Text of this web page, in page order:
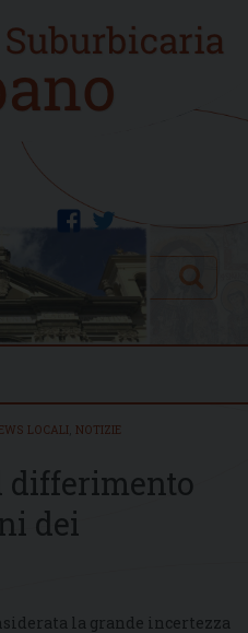
twitter
facebook
Search
LOCALI NOTIZIE
differimento
dei
la grande incertezza